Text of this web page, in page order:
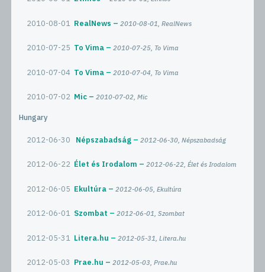
2010-08-01 RealNews 2010-08-01, RealNews
2010-07-25 To Vima 2010-07-25, To Vima
2010-07-04 To Vima 2010-07-04, To Vima
2010-07-02 Mic 2010-07-02, Mic
Hungary
2012-06-30 Népszabadság 2012-06-30, Népszabadság
2012-06-22 Élet és Irodalom 2012-06-22, Élet és Irodalom
2012-06-05 Ekultúra 2012-06-05, Ekultúra
2012-06-01 Szombat 2012-06-01, Szombat
2012-05-31 Litera.hu 2012-05-31, Litera.hu
2012-05-03 Prae.hu 2012-05-03, Prae.hu